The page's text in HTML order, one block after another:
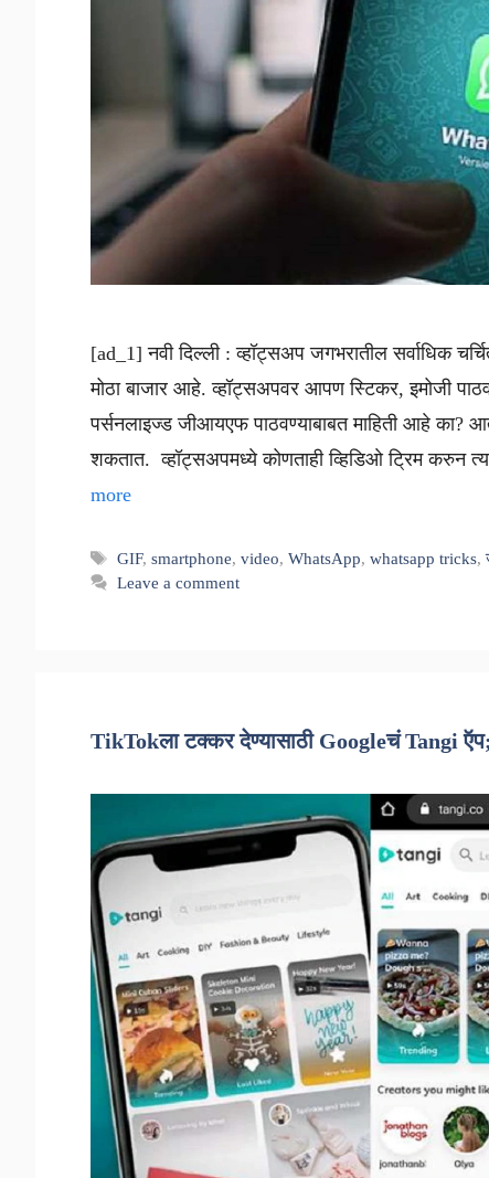
[ad_1] नवी दिल्ली : व्हॉट्सअप जगभरातील सर्वाधिक
मोठा बाजार आहे. व्हॉट्सअपवर आपण स्टिकर, इमोजी
पर्सनलाइज्ड जीआयएफ पाठवण्याबाबत माहिती आहे का?
शकतात. व्हॉट्सअपमध्ये कोणताही व्हिडिओ ट्रिम
more
Tags
GIF,smartphone,video,WhatsApp,whatsapp tricks,
Leave a comment
TikTokला टक्कर देण्यासाठी Googleचं Tangi